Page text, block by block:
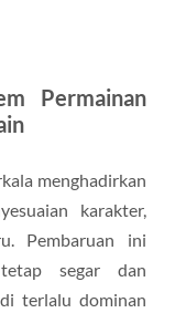
Permainan
menghadirkan
karakter,
Pembaruan ini
segar dan
terlalu dominan